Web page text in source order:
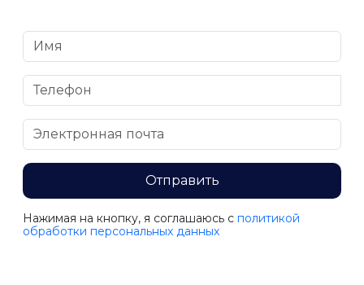
Отправить
Нажимая на кнопку, я соглашаюсь c политикой
обработки персональных данных